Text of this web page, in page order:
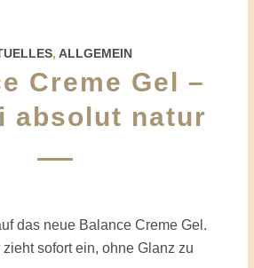
, ALLGEMEIN
Creme Gel –
absolut natur
das neue Balance Creme Gel.
sofort ein, ohne Glanz zu